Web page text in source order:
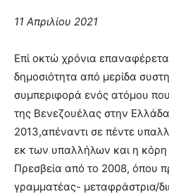
11 Απριλίου 2021
Επί οκτώ χρόνια
δημοσιότητα από μερίδα
συμπεριφορά ενός ατόμου
της Βενεζουέλας στην
2013,απέναντι σε πέντε
εκ των υπαλλήλων και η κόρη
Πρεσβεία από το 2008, όπου
γραμματέας- μεταφράστρια/